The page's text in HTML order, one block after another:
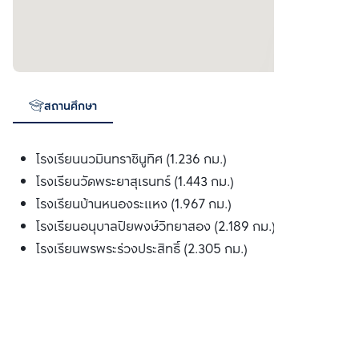
สถานศึกษา
โรงเรียนนวมินทราชินูทิศ (1.236 กม.)
โรงเรียนวัดพระยาสุเรนทร์ (1.443 กม.)
โรงเรียนบ้านหนองระแหง (1.967 กม.)
โรงเรียนอนุบาลปิยพงษ์วิทยาสอง (2.189 กม.)
โรงเรียนพรพระร่วงประสิทธิ์ (2.305 กม.)